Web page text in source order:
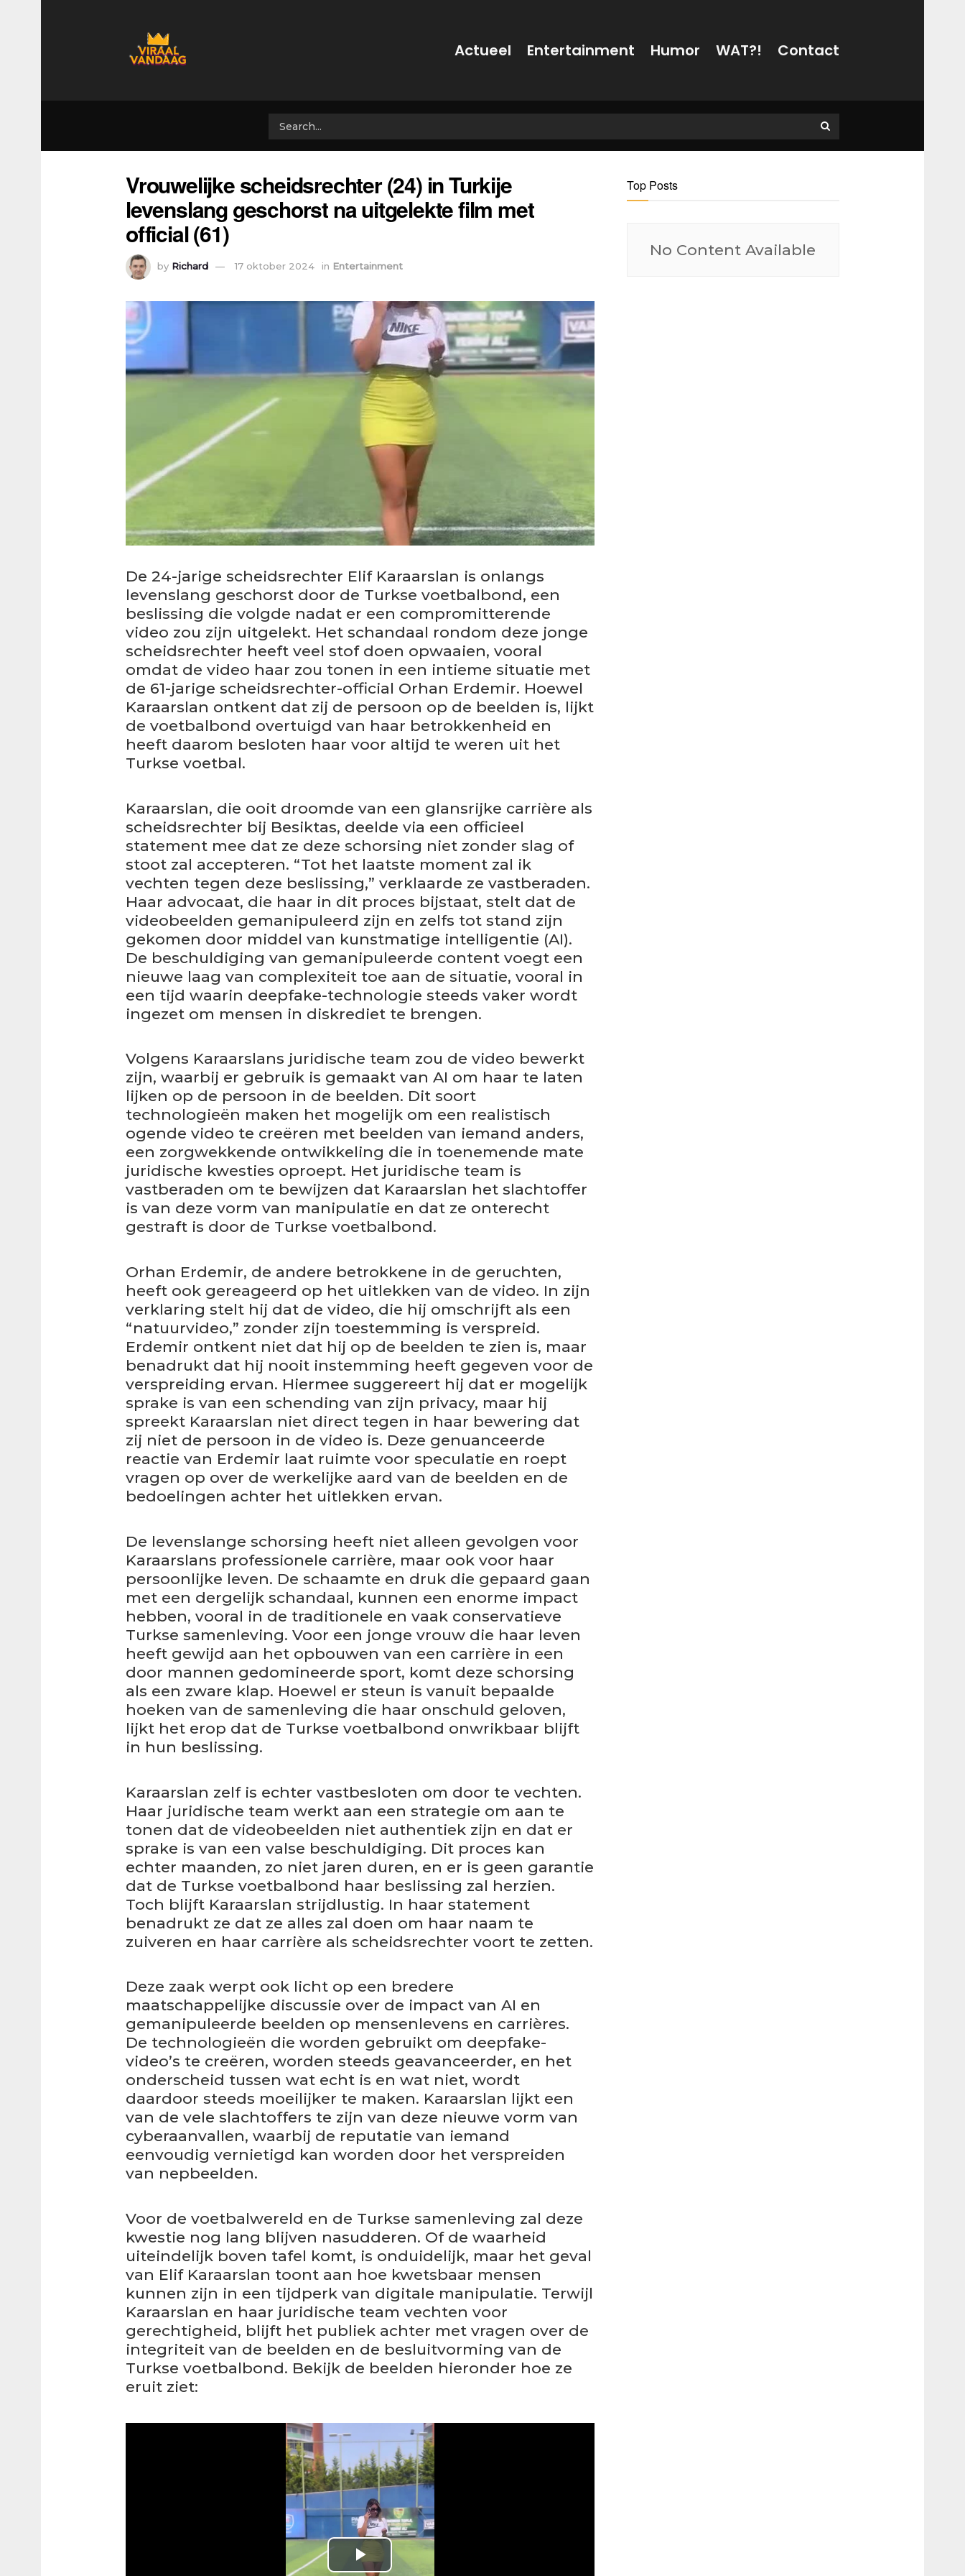
Actueel Entertainment Humor WAT?! Contact
Vrouwelijke scheidsrechter (24) in Turkije
levenslang geschorst na uitgelekte film met
official (61)
by Richard 17 oktober 2024 in Entertainment
De 24-jarige scheidsrechter Elif Karaarslan is onlangs
levenslang geschorst door de Turkse voetbalbond, een
beslissing die volgde nadat er een compromitterende
video zou zijn uitgelekt. Het schandaal rondom deze jonge
scheidsrechter heeft veel stof doen opwaaien, vooral
omdat de video haar zou tonen in een intieme situatie met
de 61-jarige scheidsrechter-official Orhan Erdemir. Hoewel
Karaarslan ontkent dat zij de persoon op de beelden is, lijkt
de voetbalbond overtuigd van haar betrokkenheid en
heeft daarom besloten haar voor altijd te weren uit het
Turkse voetbal.
Karaarslan, die ooit droomde van een glansrijke carrière als
scheidsrechter bij Besiktas, deelde via een officieel
statement mee dat ze deze schorsing niet zonder slag of
stoot zal accepteren. “Tot het laatste moment zal ik
vechten tegen deze beslissing,” verklaarde ze vastberaden.
Haar advocaat, die haar in dit proces bijstaat, stelt dat de
videobeelden gemanipuleerd zijn en zelfs tot stand zijn
gekomen door middel van kunstmatige intelligentie (AI).
De beschuldiging van gemanipuleerde content voegt een
nieuwe laag van complexiteit toe aan de situatie, vooral in
een tijd waarin deepfake-technologie steeds vaker wordt
ingezet om mensen in diskrediet te brengen.
Volgens Karaarslans juridische team zou de video bewerkt
zijn, waarbij er gebruik is gemaakt van AI om haar te laten
lijken op de persoon in de beelden. Dit soort
technologieën maken het mogelijk om een realistisch
ogende video te creëren met beelden van iemand anders,
een zorgwekkende ontwikkeling die in toenemende mate
juridische kwesties oproept. Het juridische team is
vastberaden om te bewijzen dat Karaarslan het slachtoffer
is van deze vorm van manipulatie en dat ze onterecht
gestraft is door de Turkse voetbalbond.
Orhan Erdemir, de andere betrokkene in de geruchten,
heeft ook gereageerd op het uitlekken van de video. In zijn
verklaring stelt hij dat de video, die hij omschrijft als een
“natuurvideo,” zonder zijn toestemming is verspreid.
Erdemir ontkent niet dat hij op de beelden te zien is, maar
benadrukt dat hij nooit instemming heeft gegeven voor de
verspreiding ervan. Hiermee suggereert hij dat er mogelijk
sprake is van een schending van zijn privacy, maar hij
spreekt Karaarslan niet direct tegen in haar bewering dat
zij niet de persoon in de video is. Deze genuanceerde
reactie van Erdemir laat ruimte voor speculatie en roept
vragen op over de werkelijke aard van de beelden en de
bedoelingen achter het uitlekken ervan.
De levenslange schorsing heeft niet alleen gevolgen voor
Karaarslans professionele carrière, maar ook voor haar
persoonlijke leven. De schaamte en druk die gepaard gaan
met een dergelijk schandaal, kunnen een enorme impact
hebben, vooral in de traditionele en vaak conservatieve
Turkse samenleving. Voor een jonge vrouw die haar leven
heeft gewijd aan het opbouwen van een carrière in een
door mannen gedomineerde sport, komt deze schorsing
als een zware klap. Hoewel er steun is vanuit bepaalde
hoeken van de samenleving die haar onschuld geloven,
lijkt het erop dat de Turkse voetbalbond onwrikbaar blijft
in hun beslissing.
Karaarslan zelf is echter vastbesloten om door te vechten.
Haar juridische team werkt aan een strategie om aan te
tonen dat de videobeelden niet authentiek zijn en dat er
sprake is van een valse beschuldiging. Dit proces kan
echter maanden, zo niet jaren duren, en er is geen garantie
dat de Turkse voetbalbond haar beslissing zal herzien.
Toch blijft Karaarslan strijdlustig. In haar statement
benadrukt ze dat ze alles zal doen om haar naam te
zuiveren en haar carrière als scheidsrechter voort te zetten.
Deze zaak werpt ook licht op een bredere
maatschappelijke discussie over de impact van AI en
gemanipuleerde beelden op mensenlevens en carrières.
De technologieën die worden gebruikt om deepfake-
video’s te creëren, worden steeds geavanceerder, en het
onderscheid tussen wat echt is en wat niet, wordt
daardoor steeds moeilijker te maken. Karaarslan lijkt een
van de vele slachtoffers te zijn van deze nieuwe vorm van
cyberaanvallen, waarbij de reputatie van iemand
eenvoudig vernietigd kan worden door het verspreiden
van nepbeelden.
Voor de voetbalwereld en de Turkse samenleving zal deze
kwestie nog lang blijven nasudderen. Of de waarheid
uiteindelijk boven tafel komt, is onduidelijk, maar het geval
van Elif Karaarslan toont aan hoe kwetsbaar mensen
kunnen zijn in een tijdperk van digitale manipulatie. Terwijl
Karaarslan en haar juridische team vechten voor
gerechtigheid, blijft het publiek achter met vragen over de
integriteit van de beelden en de besluitvorming van de
Turkse voetbalbond. Bekijk de beelden hieronder hoe ze
eruit ziet:
P
Top Posts
No Content Available